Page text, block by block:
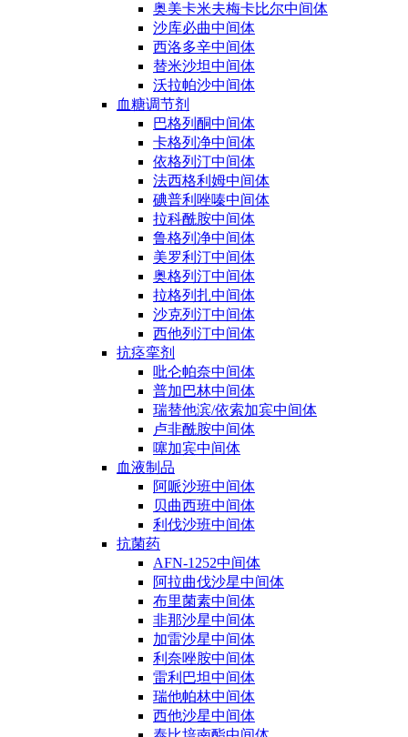
奥美卡米夫梅卡比尔中间体
沙库必曲中间体
西洛多辛中间体
替米沙坦中间体
沃拉帕沙中间体
血糖调节剂
巴格列酮中间体
卡格列净中间体
依格列汀中间体
法西格利姆中间体
碘普利唑嗪中间体
拉科酰胺中间体
鲁格列净中间体
美罗利汀中间体
奥格列汀中间体
拉格列扎中间体
沙克列汀中间体
西他列汀中间体
抗痉挛剂
吡仑帕奈中间体
普加巴林中间体
瑞替他滨/依索加宾中间体
卢非酰胺中间体
噻加宾中间体
血液制品
阿哌沙班中间体
贝曲西班中间体
利伐沙班中间体
抗菌药
AFN-1252中间体
阿拉曲伐沙星中间体
布里菌素中间体
非那沙星中间体
加雷沙星中间体
利奈唑胺中间体
雷利巴坦中间体
瑞他帕林中间体
西他沙星中间体